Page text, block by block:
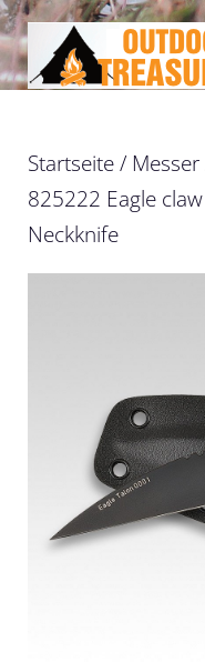
Zum
Inhalt
springen
Startseite/ Messer
825222 Eagle
Neckknife